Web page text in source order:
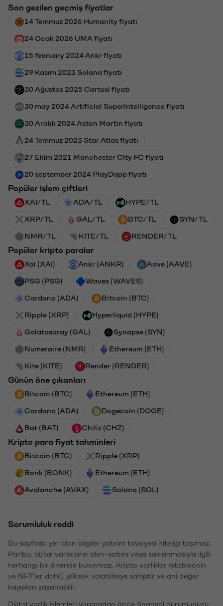
Son gezilen geçmiş fiyatlar
14 Temmuz 2026 Humanity fiyatı
24 Ocak 2026 UMA fiyatı
15 february 2024 Ankr fiyatı
29 Kasım 2023 Solana fiyatı
30 Ağustos 2025 Cartesi fiyatı
30 may 2024 Artificial Superintelligence fiyatı
30 Aralık 2024 Aston Martin fiyatı
24 Temmuz 2023 Star Atlas fiyatı
27 Ekim 2021 Manchester City FC fiyatı
20 september 2024 PlayDapp fiyatı
Popüler işlem çiftleri
XAI/TL ADA/TL HYPE/TL
XRP/TL GAL/TL BTC/TL SYN/TL
NMR/TL KITE/TL RENDER/TL
Popüler kripto paralar
Xai (XAI) Ankr (ANKR) Aave (AAVE)
PSG (PSG) Waves (WAVES)
Cardano (ADA) Bitcoin (BTC)
Ripple (XRP) Hyperliquid (HYPE)
Galatasaray (GAL) Synapse (SYN)
Numeraire (NMR) Ethereum (ETH)
Kite (KITE) Render (RENDER)
Günün öne çıkanları
Bitcoin (BTC) Ethereum (ETH)
Cardano (ADA) Dogecoin (DOGE)
Bat (BAT) Chiliz (CHZ)
Kripto para fiyat tahminleri
Bitcoin (BTC) Ripple (XRP)
Bonk (BONK) Ethereum (ETH)
Avalanche (AVAX) Solana (SOL)
Sorumluluk reddi
Bu sayfada yer alan bilgiler yatırım tavsiyesi niteliği taşımaz.
Paribu, dijital varlıkların alım-satımı veya saklanmasıyla ilgili
herhangi bir öneride bulunmaz. Kripto varlıklar (stablecoin
ve NFT'ler dahil), yüksek volatiliteye sahiptir ve ani değer
kayıpları yaşanabilir.
Dijital varlık işlemleri yapmadan önce finansal durumunuzu